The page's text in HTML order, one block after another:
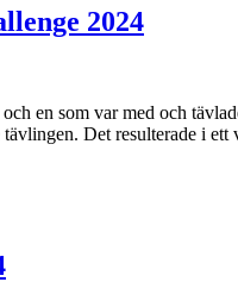
2024
en som var med och
Det resulterade i